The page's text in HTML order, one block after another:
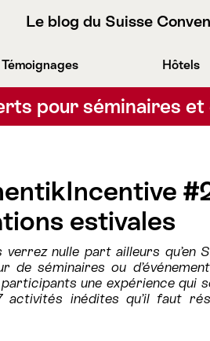
Le blog du Suisse
Témoignages Hôtels
pour séminaires
estivales
verrez nulle part ailleurs qu’en
de séminaires ou
une expérience qui
inédites qu’il faut